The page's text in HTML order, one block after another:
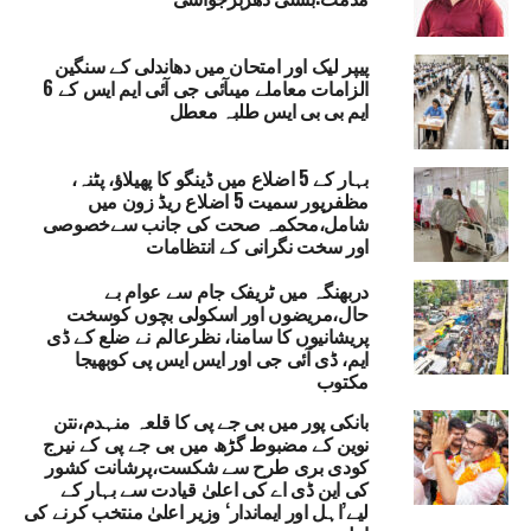
انہوں نے عالمی سطح پر مسلم مسائل، خصوصاً مظلوم
اقوام کے حق میں آواز بلند کی، جس کی بازگشت مسلم
دنیا میں سنی جاتی تھی۔ ان کا یوں اچانک اٹھ جانا
بلاشبہ ایک بڑا خلا پیدا کرتا ہے جسے پر کرنا آسان
نہیں ہوگا۔
امیرِ شریعت نے امت کے درد کو بیان کرتے ہوئے کہا
کہ یہ وقت صرف تعزیت کا نہیں بلکہ غور و فکر کا
بھی ہے۔ ظلم کا جواب انتشار سے نہیں بلکہ اتحاد
سے دیا جاتا ہے۔ جذبات کی شدت کو حکمت کے دائرے
میں رکھ کر عمل درامد ہونا ہی اہلِ ایمان کی شان
ہے۔ انہوں نے واضح کیا کہ اسلامی اخوت کا تقاضا ہے
کہ اہلِ قبلہ باہمی احترام اور سنجیدگی کا
مظاہرہ کریں، کیونکہ ایسے مواقع پر داخلی
اختلافات کو ہوا دینا امت کو مزید کمزور کرتا ہے۔
انہوں نے عالمی برادری سے اپیل کی کہ وہ طاقت کے استعمال
کے بجائے انصاف، شفافیت اور مکالمہ کا راستہ اختیار کرے۔ اگر
عالمی طاقتیں اپنی ذمہ داریوں کو محسوس نہ کریں تو اس
نوعیت کے واقعات پورے خطے کو عدمِ استحکام کی طرف لے جا
پیپر لیک اور امتحان میں دھاندلی کے سنگین
الزامات معاملے میںآئی جی آئی ایم ایس کے 6
ایم بی بی ایس طلبہ معطل
بہار کے 5 اضلاع میں ڈینگو کا پھیلاؤ، پٹنہ،
مظفرپور سمیت 5 اضلاع ریڈ زون میں
شامل،محکمہ صحت کی جانب سےخصوصی
اور سخت نگرانی کے انتظامات
دربھنگہ میں ٹریفک جام سے عوام بے
حال،مریضوں اور اسکولی بچوں کوسخت
پریشانیوں کا سامنا، نظرعالم نے ضلع کے ڈی
ایم، ڈی آئی جی اور ایس ایس پی کوبھیجا
مکتوب
بانکی پور میں بی جے پی کا قلعہ منہدم،نتن
نوین کے مضبوط گڑھ میں بی جے پی کے نیرج
کودی بری طرح سے شکست،پرشانت کشور
کی این ڈی اے کی اعلیٰ قیادت سے بہار کے
لیے’اہل اور ایماندار‘ وزیر اعلیٰ منتخب کرنے کی